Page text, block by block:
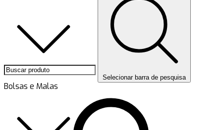
Bolsas e Malas
Selecionar barra de pesquisa